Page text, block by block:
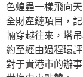
色蝗蟲一樣飛向
全財產鏈項目，
輛穿越往來，塔
約至經由過程環評
對于貴港市的辦